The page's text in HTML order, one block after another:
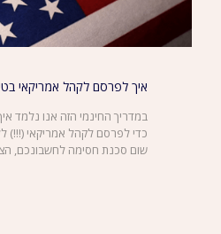
איך לפרסם לקהל אמריקאי
במדריך החינמי הזה אנו נלמד
כדי לפרסם לקהל אמריקאי (!!!)
שום סכנת חסימה לחשבונכם,